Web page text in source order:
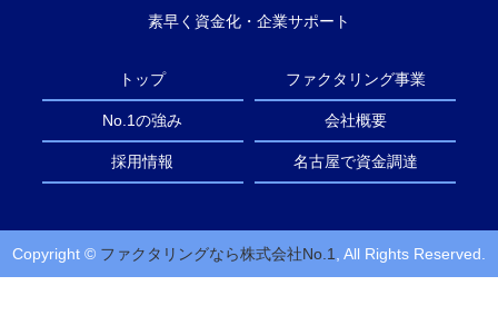
素早く資金化・企業サポート
トップ ファクタリング事業
No.1の強み 会社概要
採用情報 名古屋で資金調達
Copyright © ファクタリングなら株式会社No.1 , All Rights Reserved.